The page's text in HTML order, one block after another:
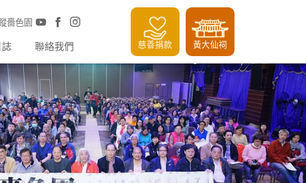
嗇色園
聯絡我們 慈善捐款 黃大仙祠